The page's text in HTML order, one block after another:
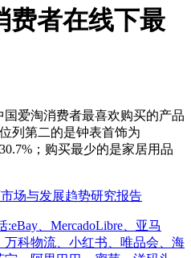
费者在线下最
国爱淘消费者最喜欢购买的产品
列第二的是钟表首饰为
；购买最少的是家居用品
场与发展趋势研究报告
、MercadoLibre、亚马
科物流、小红书、唯品会、海